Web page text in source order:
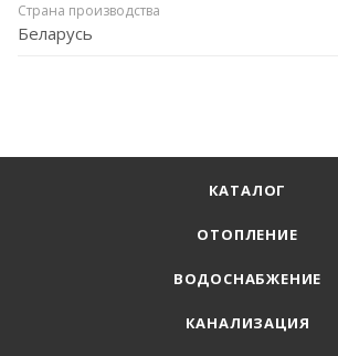
Страна производства
Беларусь
КАТАЛОГ
ОТОПЛЕНИЕ
ВОДОСНАБЖЕНИЕ
КАНАЛИЗАЦИЯ